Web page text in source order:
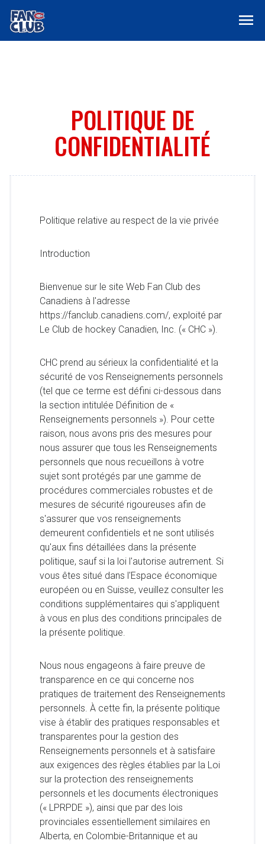
menu
POLITIQUE DE
CONFIDENTIALITÉ
Politique relative au respect de la vie privée
Introduction
Bienvenue sur le site Web Fan Club des
Canadiens à l'adresse
https://fanclub.canadiens.com/, exploité par
Le Club de hockey Canadien, Inc. (« CHC »).
CHC prend au sérieux la confidentialité et la
sécurité de vos Renseignements personnels
(tel que ce terme est défini ci-dessous dans
la section intitulée Définition de «
Renseignements personnels »). Pour cette
raison, nous avons pris des mesures pour
nous assurer que tous les Renseignements
personnels que nous recueillons à votre
sujet sont protégés par une gamme de
procédures commerciales robustes et de
mesures de sécurité rigoureuses afin de
s'assurer que vos renseignements
demeurent confidentiels et ne sont utilisés
qu'aux fins détaillées dans la présente
politique, sauf si la loi l'autorise autrement. Si
vous êtes situé dans l'Espace économique
européen ou en Suisse, veuillez consulter les
conditions supplémentaires qui s'appliquent
à vous en plus des conditions principales de
la présente politique.
Nous nous engageons à faire preuve de
transparence en ce qui concerne nos
pratiques de traitement des Renseignements
personnels. À cette fin, la présente politique
vise à établir des pratiques responsables et
transparentes pour la gestion des
Renseignements personnels et à satisfaire
aux exigences des règles établies par la Loi
sur la protection des renseignements
personnels et les documents électroniques
(« LPRPDE »), ainsi que par des lois
provinciales essentiellement similaires en
Alberta, en Colombie-Britannique et au